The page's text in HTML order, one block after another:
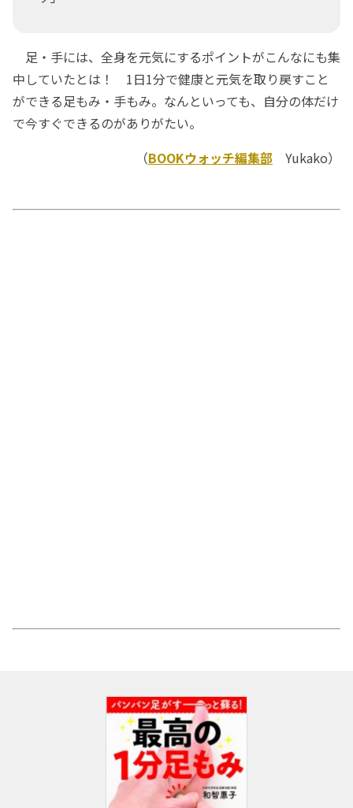
足・手には、全身を元気にするポイントがこんなにも集
中していたとは！ 1日1分で健康と元気を取り戻すこと
ができる足もみ・手もみ。なんといっても、自分の体だけ
で今すぐできるのがありがたい。
（BOOKウォッチ編集部 Yukako）